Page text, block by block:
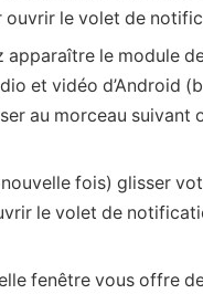
ouvrir le volet de
apparaître le module
et vidéo d’Android
au morceau suivant
nouvelle fois) glisser
le volet de
fenêtre vous offre